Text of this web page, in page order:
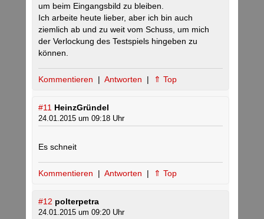
um beim Eingangsbild zu bleiben.
Ich arbeite heute lieber, aber ich bin auch
ziemlich ab und zu weit vom Schuss, um mich
der Verlockung des Testspiels hingeben zu
können.
Kommentieren | Antworten | ⇑ Top
#11 HeinzGründel
24.01.2015 um 09:18 Uhr
Es schneit
Kommentieren | Antworten | ⇑ Top
#12 polterpetra
24.01.2015 um 09:20 Uhr